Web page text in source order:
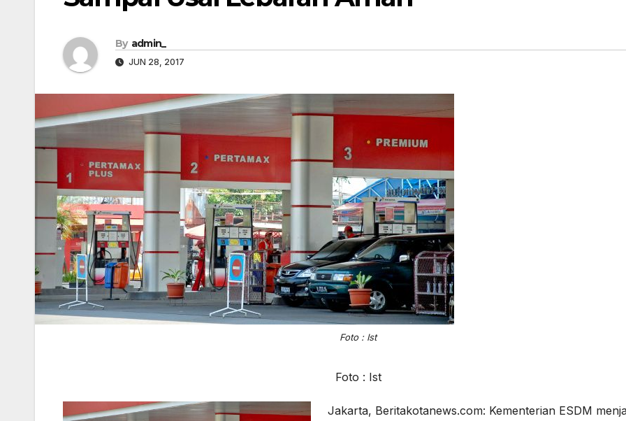
By admin_
JUN 28, 2017
Foto : Ist
Foto : Ist
Jakarta, Beritakotanews.com: Kementerian ESDM